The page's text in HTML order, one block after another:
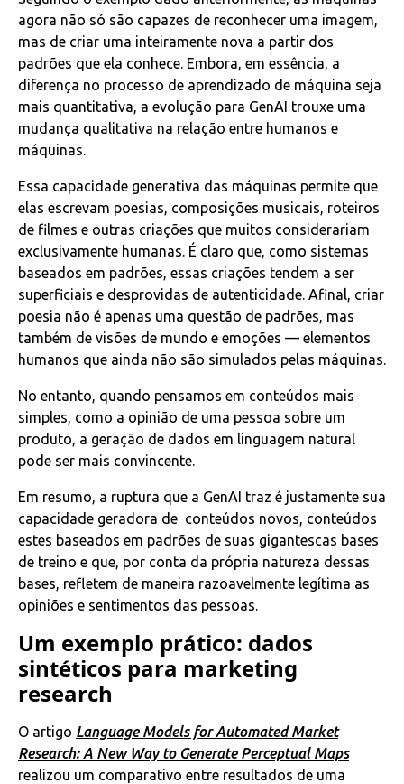
agora não só são capazes de reconhecer uma imagem,
mas de criar uma inteiramente nova a partir dos
padrões que ela conhece. Embora, em essência, a
diferença no processo de aprendizado de máquina seja
mais quantitativa, a evolução para GenAI trouxe uma
mudança qualitativa na relação entre humanos e
máquinas.
Essa capacidade generativa das máquinas permite que
elas escrevam poesias, composições musicais, roteiros
de filmes e outras criações que muitos considerariam
exclusivamente humanas. É claro que, como sistemas
baseados em padrões, essas criações tendem a ser
superficiais e desprovidas de autenticidade. Afinal, criar
poesia não é apenas uma questão de padrões, mas
também de visões de mundo e emoções — elementos
humanos que ainda não são simulados pelas máquinas.
No entanto, quando pensamos em conteúdos mais
simples, como a opinião de uma pessoa sobre um
produto, a geração de dados em linguagem natural
pode ser mais convincente.
Em resumo, a ruptura que a GenAI traz é justamente sua
capacidade geradora de conteúdos novos, conteúdos
estes baseados em padrões de suas gigantescas bases
de treino e que, por conta da própria natureza dessas
bases, refletem de maneira razoavelmente legítima as
opiniões e sentimentos das pessoas.
Um exemplo prático: dados
sintéticos para marketing
research
O artigo Language Models for Automated Market
Research: A New Way to Generate Perceptual Maps
realizou um comparativo entre resultados de uma